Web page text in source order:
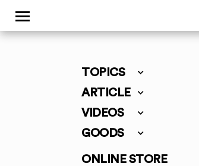
TOPICS
ARTICLE
VIDEOS
GOODS
ONLINE STORE